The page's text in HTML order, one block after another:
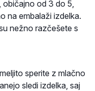
od 3 do 5,
na embalaži izdelka.
nežno razčešete s
sperite z mlačno
sledi izdelka, saj